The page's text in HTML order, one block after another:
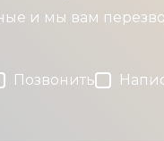
и мы вам
Позвонить